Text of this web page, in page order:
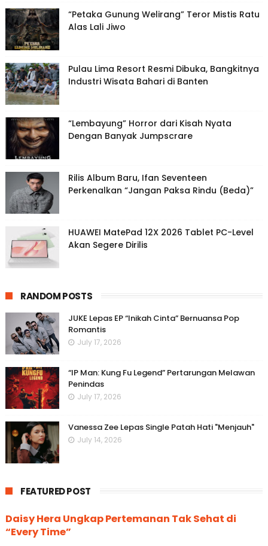
“Petaka Gunung Welirang” Teror Mistis Ratu
Alas Lali Jiwo
Pulau Lima Resort Resmi Dibuka, Bangkitnya
Industri Wisata Bahari di Banten
“Lembayung” Horror dari Kisah Nyata
Dengan Banyak Jumpscrare
Rilis Album Baru, Ifan Seventeen
Perkenalkan “Jangan Paksa Rindu (Beda)”
HUAWEI MatePad 12X 2026 Tablet PC-Level
Akan Segere Dirilis
RANDOM POSTS
JUKE Lepas EP “Inikah Cinta” Bernuansa Pop
Romantis
July 17, 2026
“IP Man: Kung Fu Legend” Pertarungan Melawan
Penindas
July 17, 2026
Vanessa Zee Lepas Single Patah Hati "Menjauh"
July 14, 2026
FEATURED POST
Daisy Hera Ungkap Pertemanan Tak Sehat di
“Every Time”